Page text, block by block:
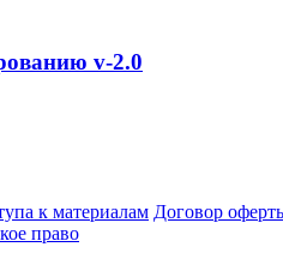
v-2.0
к материалам Договор
право